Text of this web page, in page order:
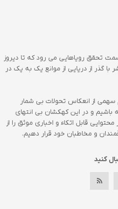
تحقق رویاهایی می رود که تا دیروز
گذر از دریایی از موانع یک به یک در
از انعکاس تحولات بی شمار
باشیم و در این کهکشان بی انتهای
قابل اتکاء و اخباری موثق را از
و مخاطبان خود قرار دهیم.
کنید